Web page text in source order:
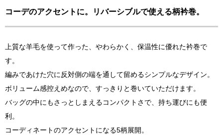
コーデのアクセントに。リバーシブルで使える柄衿巻。
上質な羊毛を使って作った、やわらかく、保温性に優れた衿巻で
す。
編みであけた穴に反対側の端を通して留めるシンプルなデザイン。
ボリューム感控えめなので、すっきりと巻いていただけます。
バッグの中にもさっとしまえるコンパクトさで、持ち運びにも便
利。
コーディネートのアクセントになる5柄展開。